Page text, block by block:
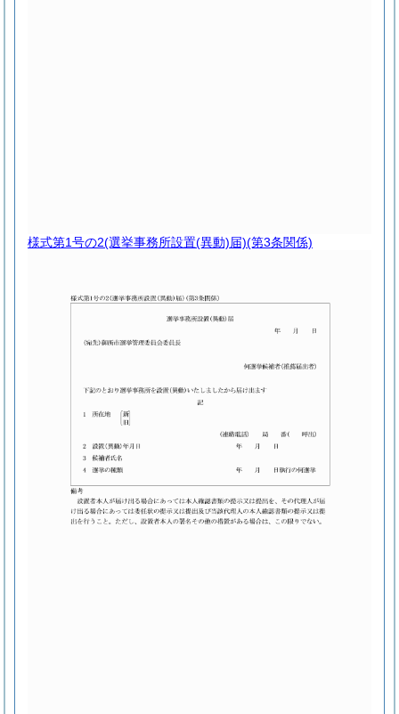
様式第1号の2(選挙事務所設置(異動)届)(第3条関係)